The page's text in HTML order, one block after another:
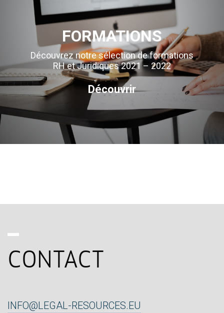
FORMATIONS
Découvrez notre sélection de formations
RH et Juridiques 2021 – 2022
Découvrir
CONTACT
INFO@LEGAL-RESOURCES.EU